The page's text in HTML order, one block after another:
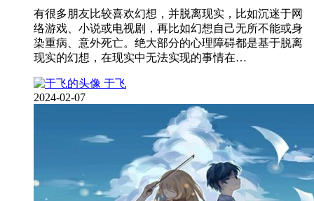
有很多朋友比较喜欢幻想，并脱离现实，比如沉迷于网
络游戏、小说或电视剧，再比如幻想自己无所不能或身
染重病、意外死亡。绝大部分的心理障碍都是基于脱离
现实的幻想，在现实中无法实现的事情在…
于飞
2024-02-07